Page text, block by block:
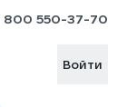
800 550-37-70
Войти